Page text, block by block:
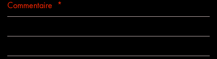
Commentaire *